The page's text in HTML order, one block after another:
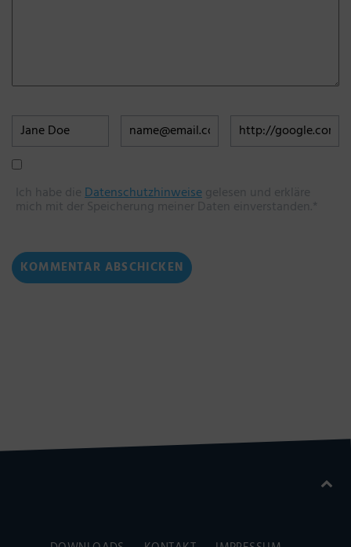
Ich habe dieDatenschutzhinweisegelesen und erkläre
mich mit der Speicherung meiner Daten einverstanden.*